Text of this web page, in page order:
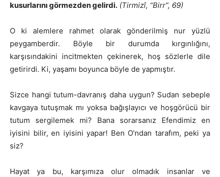
kusurlarını görmezden gelirdi. (Tirmizî, “Birr”, 69)
O ki alemlere rahmet olarak gönderilmiş nur yüzlü
peygamberdir. Böyle bir durumda kırgınlığını,
karşısındakini incitmekten çekinerek, hoş sözlerle dile
getirirdi. Ki, yaşamı boyunca böyle de yapmıştır.
Sizce hangi tutum-davranış daha uygun? Sudan sebeple
kavgaya tutuşmak mı yoksa bağışlayıcı ve hoşgörücü bir
tutum sergilemek mi? Bana sorarsanız Efendimiz en
iyisini bilir, en iyisini yapar! Ben O’ndan tarafım, peki ya
siz?
Hayat ya bu, karşımıza olur olmadık insanlar ve